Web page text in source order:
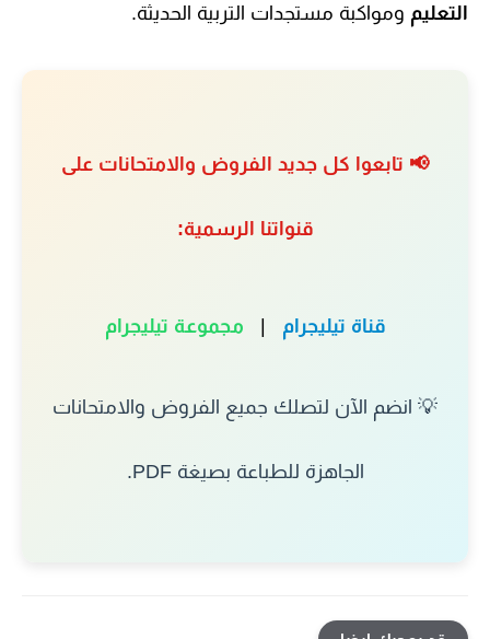
التعليم ومواكبة مستجدات التربية الحديثة.
📢 تابعوا كل جديد الفروض والامتحانات على
قنواتنا الرسمية:
قناة تيليجرام مجموعة تيليجرام
💡 انضم الآن لتصلك جميع الفروض والامتحانات
الجاهزة للطباعة بصيغة PDF.